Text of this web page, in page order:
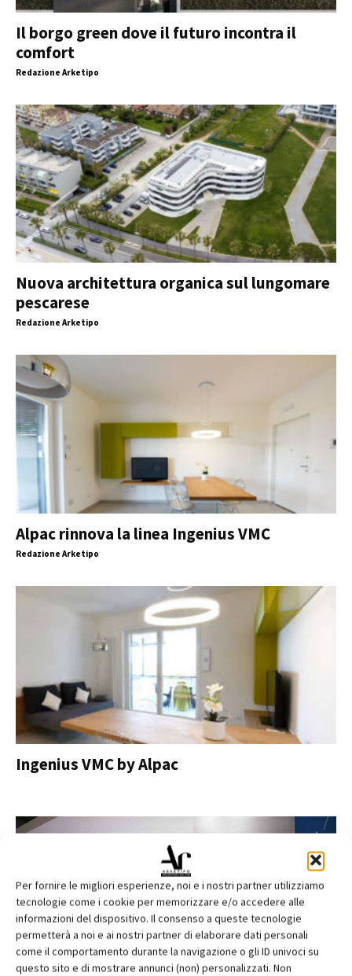
Per fornire le migliori esperienze, noi e i nostri partner utilizziamo
tecnologie come i cookie per memorizzare e/o accedere alle
informazioni del dispositivo. Il consenso a queste tecnologie
permetterà a noi e ai nostri partner di elaborare dati personali
come il comportamento durante la navigazione o gli ID univoci su
questo sito e di mostrare annunci (non) personalizzati. Non
Il borgo green dove il futuro incontra il
comfort
Redazione Arketipo
Nuova architettura organica sul lungomare
pescarese
Redazione Arketipo
Alpac rinnova la linea Ingenius VMC
Redazione Arketipo
Ingenius VMC by Alpac